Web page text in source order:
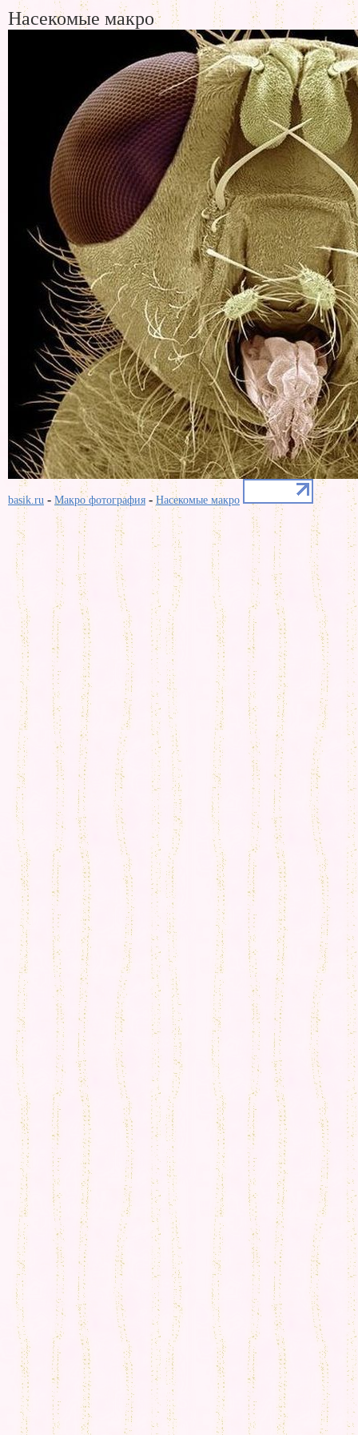
Насекомые макро
basik.ru - Макро фотография - Насекомые макро